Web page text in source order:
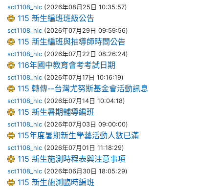
sct1108_hlc (2026年08月25日 10:35:57)
115 新生編班班級公告
sct1108_hlc (2026年07月29日 09:59:56)
115 新生編班與抽導師時間公告
sct1108_hlc (2026年07月22日 08:26:24)
116年國中教育會考考試日期
sct1108_hlc (2026年07月17日 10:16:19)
115 轉傳--台灣尤努斯基金會活動訊息
sct1108_hlc (2026年07月14日 10:04:18)
115 新生暑期輔導編班
sct1108_hlc (2026年07月03日 09:00:00)
115年度暑期新生學藝活動人數已滿
sct1108_hlc (2026年07月01日 11:18:29)
115 新生施測時程表與注意事項
sct1108_hlc (2026年06月30日 18:05:29)
115 新生施測臨時編班